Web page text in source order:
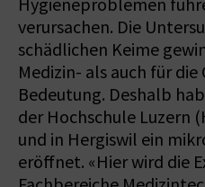
Hygieneproblemen
verursachen. Die
schädlichen Keime
Medizin- als auch für
Bedeutung. Deshalb
der Hochschule Luzern
und in Hergiswil ein
eröffnet. «Hier wird die